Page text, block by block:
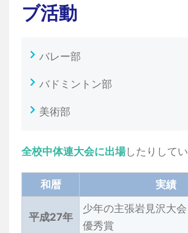
ブ活動
バレー部
バドミントン部
美術部
全校中体連大会に出場したりしてい
和暦 実績
平成27年
少年の主張岩見沢大
優秀賞